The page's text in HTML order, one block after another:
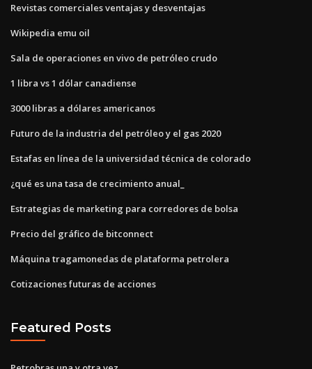
Revistas comerciales ventajas y desventajas
Wikipedia emu oil
Sala de operaciones en vivo de petróleo crudo
1 libra vs 1 dólar canadiense
3000 libras a dólares americanos
Futuro de la industria del petróleo y el gas 2020
Estafas en línea de la universidad técnica de colorado
¿qué es una tasa de crecimiento anual_
Estrategias de marketing para corredores de bolsa
Precio del gráfico de bitconnect
Máquina tragamonedas de plataforma petrolera
Cotizaciones futuras de acciones
Featured Posts